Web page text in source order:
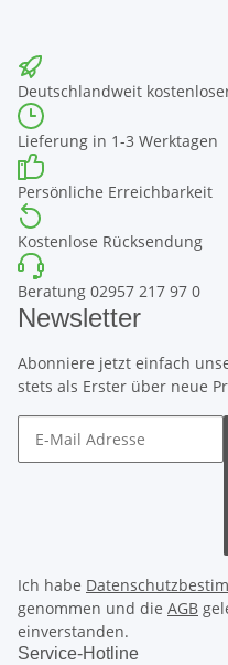
Deutschlandweit
Lieferung in 1-3 Werktagen
Persönliche Erreichbarkeit
Kostenlose Rücksendung
Beratung 02957 217 97 0
Newsletter
Abonniere jetzt einfach
stets als Erster über neue
Ich habe
genommen und die AGB
einverstanden.
Service-Hotline